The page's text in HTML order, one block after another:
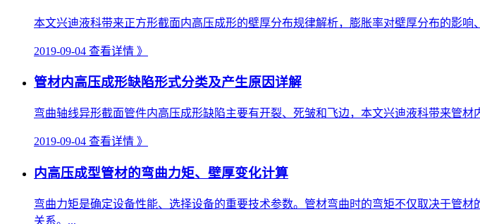
本文兴迪液科带来正方形截面内高压成形的壁厚分布规律解析，膨胀率对壁厚分布的影
2019-09-04 查看详情 》
管材内高压成形缺陷形式分类及产生原因详解
弯曲轴线异形截面管件内高压成形缺陷主要有开裂、死皱和飞边，本文兴迪液科带来管
2019-09-04 查看详情 》
内高压成型管材的弯曲力矩、壁厚变化计算
弯曲力矩是确定设备性能、选择设备的重要技术参数。管材弯曲时的弯矩不仅取决于管
关系。...